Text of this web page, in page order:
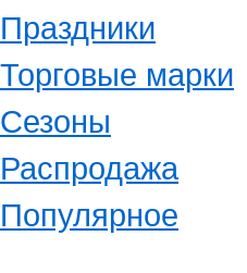
Праздники
Торговые марки
Сезоны
Распродажа
Популярное